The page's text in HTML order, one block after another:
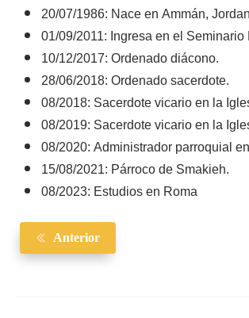
20/07/1986: Nace en Ammán,
01/09/2011: Ingresa en el
10/12/2017: Ordenado diácono.
28/06/2018: Ordenado sacerdote.
08/2018: Sacerdote vicario en la
08/2019: Sacerdote vicario en la
08/2020: Administrador parroquial
15/08/2021: Párroco de Smakieh.
08/2023: Estudios en Roma
Anterior